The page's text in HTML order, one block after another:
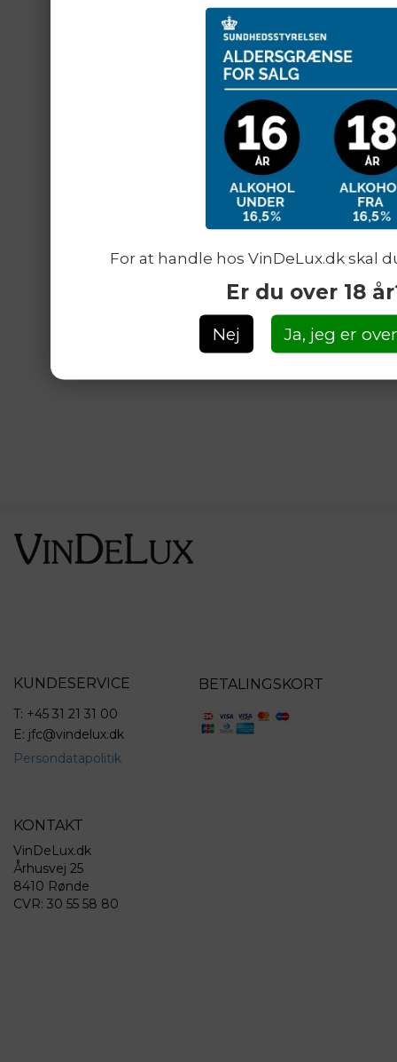
For at handle hos VinDeLux.dk skal
Er du over 18
Nej Ja, jeg er
KUNDESERVICE
T: +45 31 21 31 00
E: jfc@vindelux.dk
Persondatapolitik
BETALINGSKORT
KONTAKT
VinDeLux.dk
Århusvej 25
8410 Rønde
CVR: 30 55 58 80